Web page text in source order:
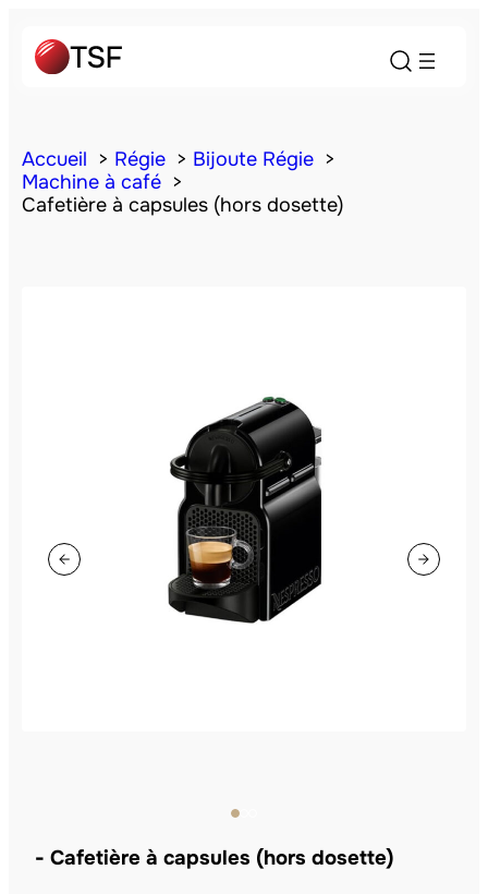
Accueil Régie
Bijoute Régie
Machine à café
Cafetière à capsules (hors dosette)
Cafetière à capsules (hors dosette)